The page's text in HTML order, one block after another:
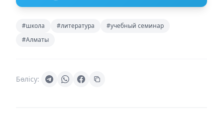
#школа #литература
#учебный семинар
#Алматы
Бөлісу: